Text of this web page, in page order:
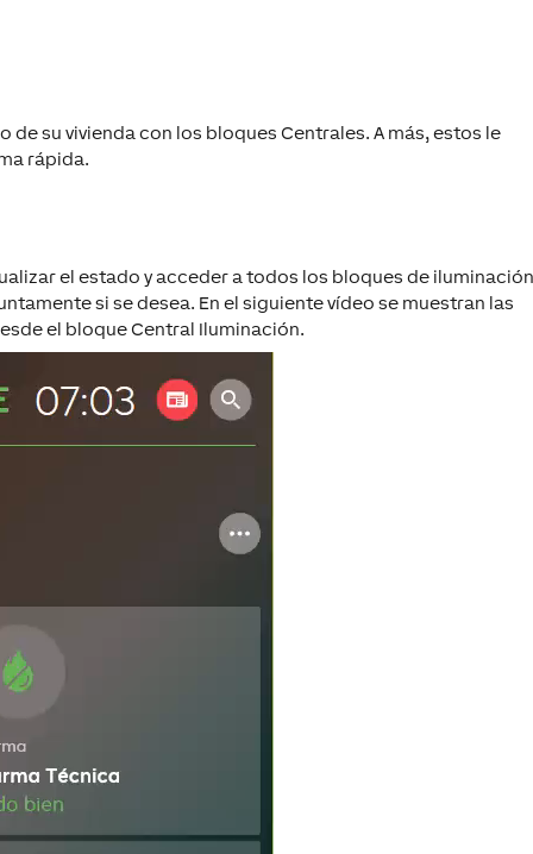
de su vivienda con los bloques Centrales. A más, estos le
rápida.
el estado y acceder a todos los bloques de
si se desea. En el siguiente vídeo se muestran las
el bloque Central Iluminación.